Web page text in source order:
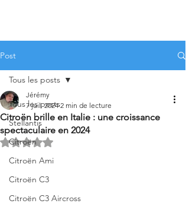
Post
Tous les posts
Stellantis
Citroën
Citroën Ami
Citroën C3
Citroën C3 Aircross
Tous les posts
Citroën brille en Italie : une croissance
spectaculaire en 2024
Jérémy
7 juil. 2024 2 min de lecture
Noté NaN étoiles sur 5.